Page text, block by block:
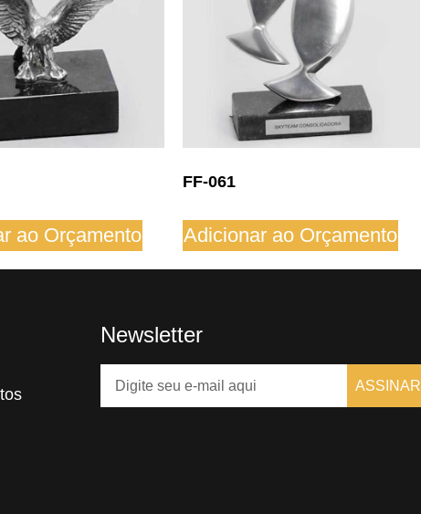
ao Orçamento
FF-061
Adicionar ao Orçamento
Newsletter
ASSINAR